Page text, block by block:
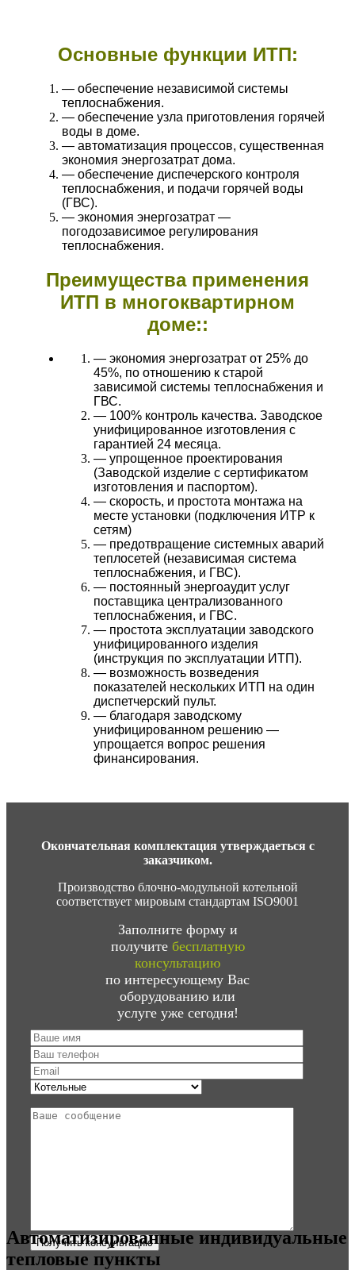
Основные функции ИТП:
— обеспечение независимой системы
теплоснабжения.
— обеспечение узла приготовления горячей
воды в доме.
— автоматизация процессов, существенная
экономия энергозатрат дома.
— обеспечение диспечерского контроля
теплоснабжения, и подачи горячей воды
(ГВС).
— экономия энергозатрат —
погодозависимое регулирования
теплоснабжения.
Преимущества применения
ИТП в многоквартирном
доме::
— экономия энергозатрат от 25% до
45%, по отношению к старой
зависимой системы теплоснабжения и
ГВС.
— 100% контроль качества. Заводское
унифицированное изготовления с
гарантией 24 месяца.
— упрощенное проектирования
(Заводской изделие с сертификатом
изготовления и паспортом).
— скорость, и простота монтажа на
месте установки (подключения ИТР к
сетям)
— предотвращение системных аварий
теплосетей (независимая система
теплоснабжения, и ГВС).
— постоянный энергоаудит услуг
поставщика централизованного
теплоснабжения, и ГВС.
— простота эксплуатации заводского
унифицированного изделия
(инструкция по эксплуатации ИТП).
— возможность возведения
показателей нескольких ИТП на один
диспетчерский пульт.
— благодаря заводскому
унифицированном решению —
упрощается вопрос решения
финансирования.
Окончательная комплектация утверждаеться с
заказчиком.
Производство блочно-модульной котельной
соответствует мировым стандартам ISO9001
Заполните форму и
получите бесплатную
консультацию
по интересующему Вас
оборудованию или
услуге уже сегодня!
Автоматизированные индивидуальные
тепловые пункты